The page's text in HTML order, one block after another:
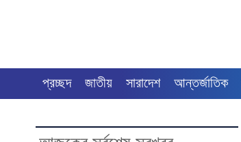
প্রচ্ছদ জাতীয় সারাদেশ আন্তর্জাতিক